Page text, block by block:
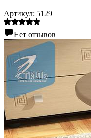
Артикул: 5129
Нет отзывов